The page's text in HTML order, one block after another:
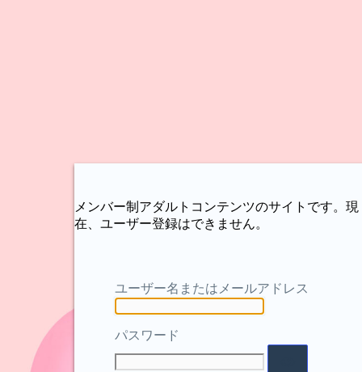
メンバー制アダルトコンテンツのサイトです。現
在、ユーザー登録はできません。
ユーザー名またはメールアドレス
パスワード